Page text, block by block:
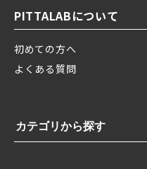
PITTALABについて
初めての方へ
よくある質問
カテゴリから探す